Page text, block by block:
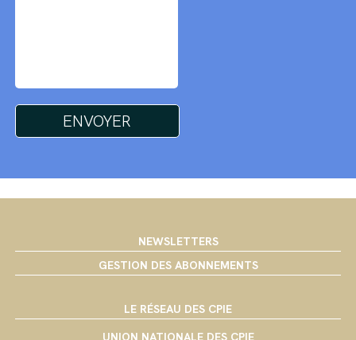
NEWSLETTERS
GESTION DES ABONNEMENTS
LE RÉSEAU DES CPIE
UNION NATIONALE DES CPIE